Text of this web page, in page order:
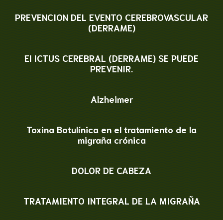
PREVENCION DEL EVENTO CEREBROVASCULAR
(DERRAME)
El ICTUS CEREBRAL (DERRAME) SE PUEDE
PREVENIR.
Alzheimer
Toxina Botulínica en el tratamiento de la
migraña crónica
DOLOR DE CABEZA
TRATAMIENTO INTEGRAL DE LA MIGRAÑA